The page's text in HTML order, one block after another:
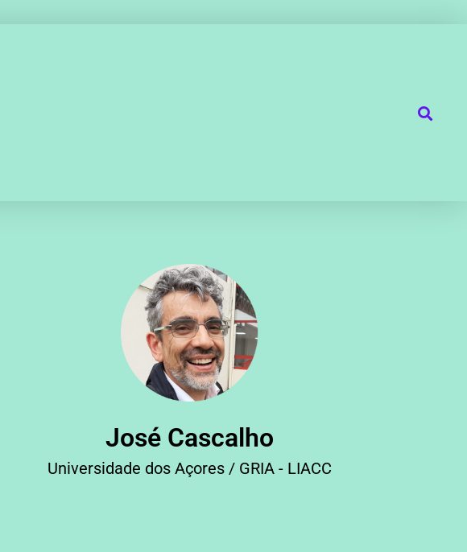
José Cascalho
Universidade dos Açores / GRIA - LIACC